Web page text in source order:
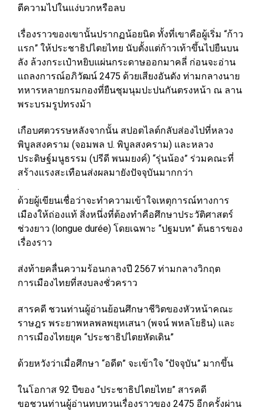
ตีความไปในแง่บวกหรือลบ
เรื่องราวของเขานั้นปรากฏน้อยนิด ทั้งที่เขาคือผู้เริ่ม “ก้าว
แรก” ให้ประชาธิปไตยไทย นับตั้งแต่ก้าวเท้าขึ้นไปยืนบน
ลัง ล้วงกระเป๋าหยิบแผ่นกระดาษออกมาคลี่ ก่อนจะอ่าน
แถลงการณ์อภิวัฒน์ 2475 ด้วยเสียงอันดัง ท่ามกลางนาย
ทหารหลายกรมกองที่ยืนชุมนุมปะปนกันตรงหน้า ณ ลาน
พระบรมรูปทรงม้า
เกือบศตวรรษหลังจากนั้น สปอตไลต์กลับส่องไปที่หลวง
พิบูลสงคราม (จอมพล ป. พิบูลสงคราม) และหลวง
ประดิษฐ์มนูธรรม (ปรีดี พนมยงค์) “รุ่นน้อง” ร่วมคณะที่
สร้างแรงสะเทือนส่งผลมายังปัจจุบันมากกว่า
.
ด้วยผู้เขียนเชื่อว่าจะทำความเข้าใจเหตุการณ์ทางการ
เมืองให้ถ่องแท้ สิ่งหนึ่งที่ต้องทำคือศึกษาประวัติศาสตร์
ช่วงยาว (longue durée) โดยเฉพาะ “ปฐมบท” ต้นธารของ
เรื่องราว
ส่งท้ายคลื่นความร้อนกลางปี 2567 ท่ามกลางวิกฤต
การเมืองไทยที่สงบลงชั่วคราว
สารคดี ชวนท่านผู้อ่านย้อนศึกษาชีวิตของหัวหน้าคณะ
ราษฎร พระยาพหลพลพยุหเสนา (พจน์ พหลโยธิน) และ
การเมืองไทยยุค “ประชาธิปไตยหัดเดิน”
ด้วยหวังว่าเมื่อศึกษา “อดีต” จะเข้าใจ “ปัจจุบัน” มากขึ้น
ในโอกาส 92 ปีของ “ประชาธิปไตยไทย” สารคดี
ขอชวนท่านผู้อ่านทบทวนเรื่องราวของ 2475 อีกครั้งผ่าน